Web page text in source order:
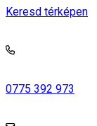
Keresd térképen
0775 392 973